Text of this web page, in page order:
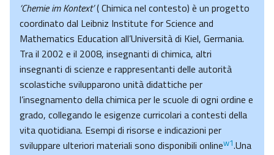
‘Chemie im Kontext’( Chimica nel contesto) è un progetto
coordinato dal Leibniz Institute for Science and
Mathematics Education all’Università di Kiel, Germania.
Tra il 2002 e il 2008, insegnanti di chimica, altri
insegnanti di scienze e rappresentanti delle autorità
scolastiche svilupparono unità didattiche per
l’insegnamento della chimica per le scuole di ogni ordine e
grado, collegando le esigenze curricolari a contesti della
vita quotidiana. Esempi di risorse e indicazioni per
sviluppare ulteriori materiali sono disponibili onlinew1.Una